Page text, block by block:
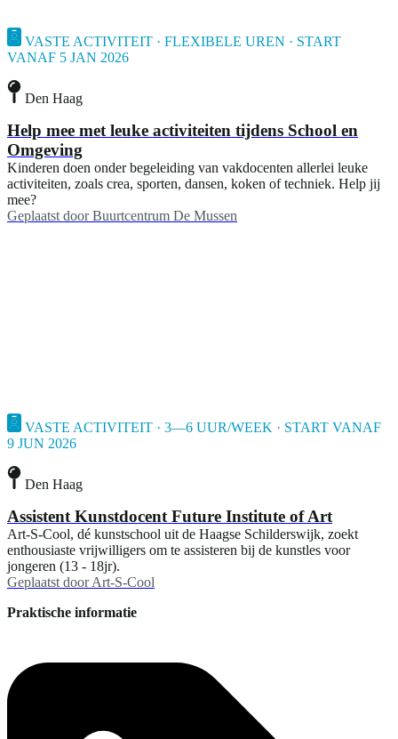
VASTE ACTIVITEIT · FLEXIBELE UREN · START
VANAF 5 JAN 2026
Den Haag
Help mee met leuke activiteiten tijdens School en
Omgeving
Kinderen doen onder begeleiding van vakdocenten allerlei leuke
activiteiten, zoals crea, sporten, dansen, koken of techniek. Help jij
mee?
Geplaatst door Buurtcentrum De Mussen
VASTE ACTIVITEIT · 3—6 UUR/WEEK · START VANAF
9 JUN 2026
Den Haag
Assistent Kunstdocent Future Institute of Art
Art-S-Cool, dé kunstschool uit de Haagse Schilderswijk, zoekt
enthousiaste vrijwilligers om te assisteren bij de kunstles voor
jongeren (13 - 18jr).
Geplaatst door Art-S-Cool
Praktische informatie